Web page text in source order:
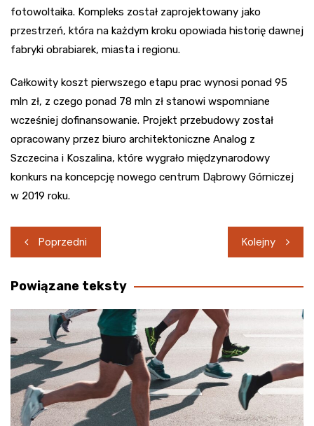
fotowoltaika. Kompleks został zaprojektowany jako
przestrzeń, która na każdym kroku opowiada historię dawnej
fabryki obrabiarek, miasta i regionu.
Całkowity koszt pierwszego etapu prac wynosi ponad 95
mln zł, z czego ponad 78 mln zł stanowi wspomniane
wcześniej dofinansowanie. Projekt przebudowy został
opracowany przez biuro architektoniczne Analog z
Szczecina i Koszalina, które wygrało międzynarodowy
konkurs na koncepcję nowego centrum Dąbrowy Górniczej
w 2019 roku.
Nawigacja
wpisu
Poprzedni Kolejny
Powiązane teksty